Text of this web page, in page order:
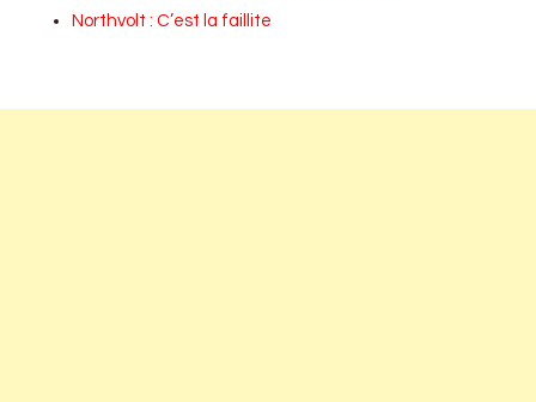
Northvolt : C’est la faillite